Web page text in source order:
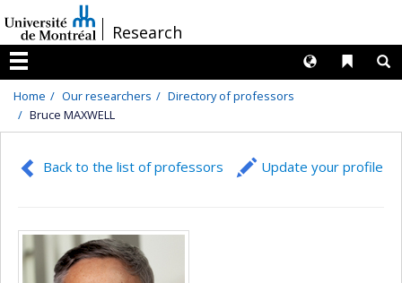
au
contenu
/Research
Menu
Liens
Langues
Home Our researchers
Directory of professors
Bruce MAXWELL
Back to the list of professors Update your profile